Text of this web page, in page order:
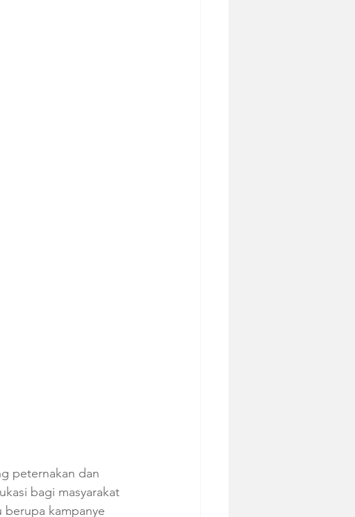
peternakan dan
bagi masyarakat
berupa kampanye